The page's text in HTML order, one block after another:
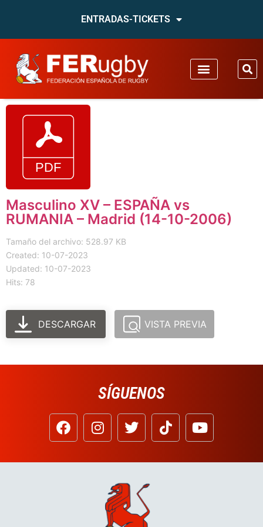
ENTRADAS-TICKETS
Masculino XV – ESPAÑA vs
RUMANIA – Madrid (14-10-2006)
Tamaño del archivo: 528.97 KB
Created: 10-07-2023
Updated: 10-07-2023
Hits: 78
DESCARGAR VISTA PREVIA
SÍGUENOS